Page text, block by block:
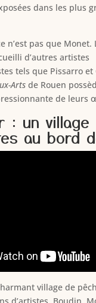
dans les plus
n’est pas que Monet.
d’autres artistes
tels que Pissarro et
Artsde Rouen
de leurs
: un village
au bord
village de